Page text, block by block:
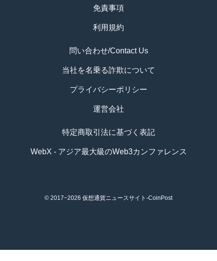
免責事項
利用規約
問い合わせ/Contact Us
当社を名乗る詐欺について
プライバシーポリシー
運営会社
特定商取引法に基づく表記
WebX - アジア最大級のWeb3カンファレンス
© 2017−2026 仮想通貨ニュースサイト-CoinPost